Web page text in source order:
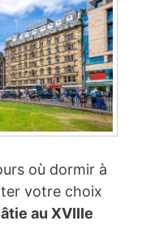
où dormir à
votre choix
au XVIIIe